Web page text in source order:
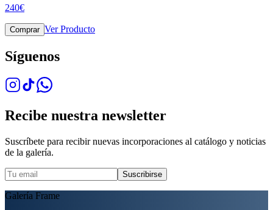
240€
Comprar Ver Producto
Síguenos
Recibe nuestra newsletter
Suscríbete para recibir nuevas incorporaciones al catálogo y noticias
de la galería.
Suscribirse
Galería Frame